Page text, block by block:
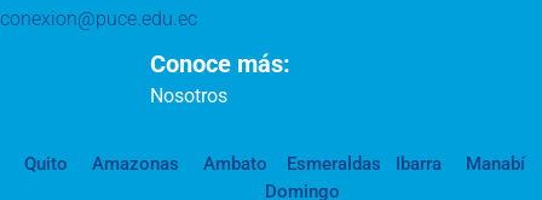
conexion@puce.edu.ec
Conoce más:
Nosotros
Quito Amazonas Ambato Esmeraldas Ibarra
Manabí
Domingo